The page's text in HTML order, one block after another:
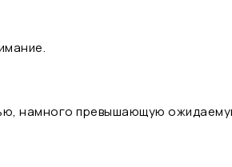
намного превышающую